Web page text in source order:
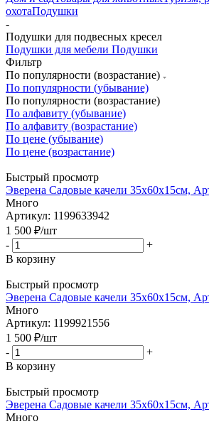
охотаПодушки
-
Подушки для подвесных кресел
Подушки для мебели Подушки
Фильтр
По популярности (возрастание)
По популярности (убывание)
По популярности (возрастание)
По алфавиту (убывание)
По алфавиту (возрастание)
По цене (убывание)
По цене (возрастание)
Быстрый просмотр
Эверена Садовые качели 35х60х15см,
Много
Артикул: 1199633942
1 500 ₽/шт
-
+
В корзину
Быстрый просмотр
Эверена Садовые качели 35х60х15см,
Много
Артикул: 1199921556
1 500 ₽/шт
-
+
В корзину
Быстрый просмотр
Эверена Садовые качели 35х60х15см,
Много